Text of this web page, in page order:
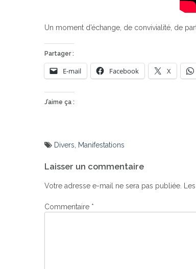
Un moment d’échange, de convivialité, de
Partager :
E-mail Facebook X
J’aime ça :
Divers Manifestations
de
l’article
Laisser un commentaire
Votre adresse e-mail ne sera pas publiée.
Commentaire *